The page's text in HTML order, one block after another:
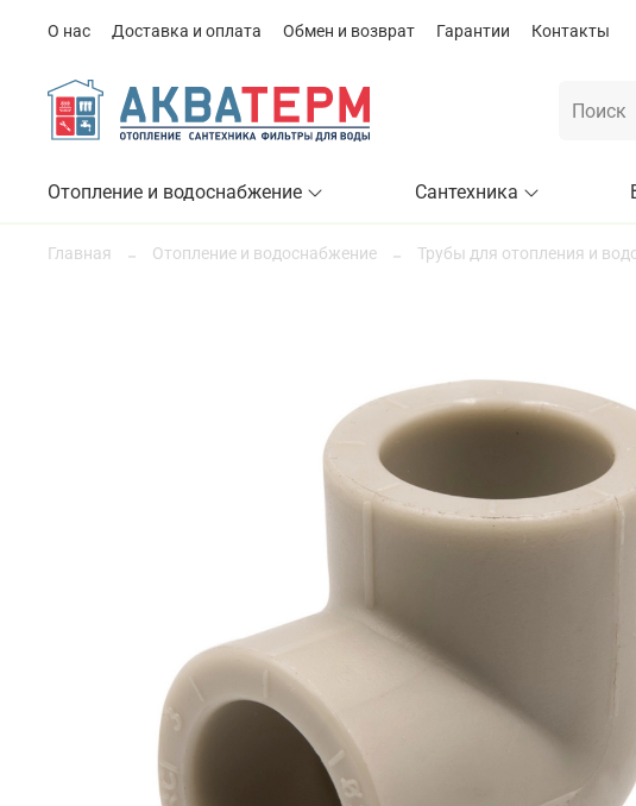
О нас Доставка и оплата Обмен и возврат Гарантии Контакты
Отопление и водоснабжение Сантехника
Главная Отопление и водоснабжение Трубы для отопления и